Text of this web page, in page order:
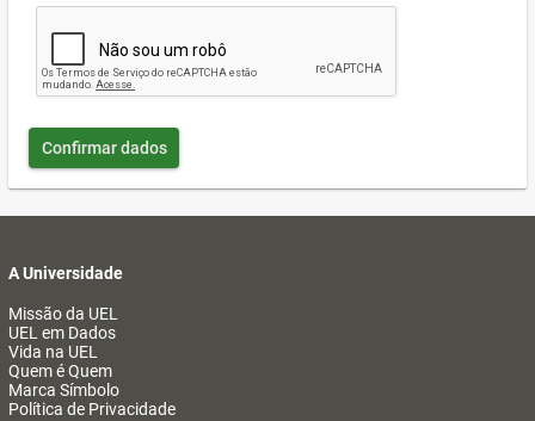
Confirmar dados
A Universidade
Missão da UEL
UEL em Dados
Vida na UEL
Quem é Quem
Marca Símbolo
Política de Privacidade